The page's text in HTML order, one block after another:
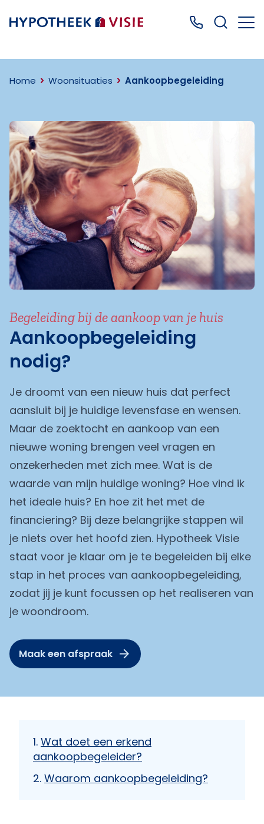
Terug naar home Bel ons: 0499
Home Woonsituaties Aankoopbegeleiding
Begeleiding bij de aankoop van je huis
Aankoopbegeleiding
nodig?
Je droomt van een nieuw huis dat perfect
aansluit bij je huidige levensfase en wensen.
Maar de zoektocht en aankoop van een
nieuwe woning brengen veel vragen en
onzekerheden met zich mee. Wat is de
waarde van mijn huidige woning? Hoe vind ik
het ideale huis? En hoe zit het met de
financiering? Bij deze belangrijke stappen wil
je niets over het hoofd zien. Hypotheek Visie
staat voor je klaar om je te begeleiden bij elke
stap in het proces van aankoopbegeleiding,
zodat jij je kunt focussen op het realiseren van
je woondroom.
Maak een afspraak
Wat doet een erkend
aankoopbegeleider?
Waarom aankoopbegeleiding?